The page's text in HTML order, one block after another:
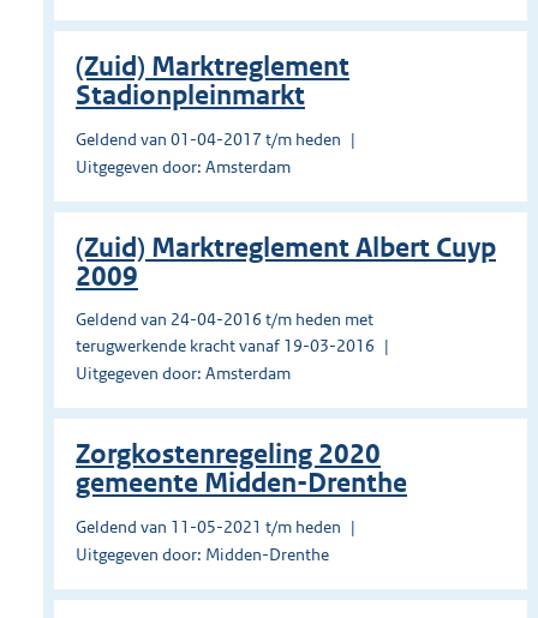
(Zuid) Marktreglement
Stadionpleinmarkt
Geldend van 01-04-2017 t/m heden
Uitgegeven door: Amsterdam
(Zuid) Marktreglement Albert Cuyp
2009
Geldend van 24-04-2016 t/m heden met
terugwerkende kracht vanaf 19-03-2016
Uitgegeven door: Amsterdam
Zorgkostenregeling 2020
gemeente Midden-Drenthe
Geldend van 11-05-2021 t/m heden
Uitgegeven door: Midden-Drenthe